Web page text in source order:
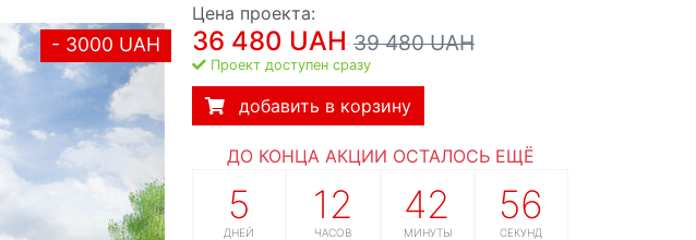
- 3000 UAH
Цена проекта:
36 480 UAH 39 480 UAH
Проект доступен сразу
добавить в корзину
ДО КОНЦА АКЦИИ ОСТАЛОСЬ ЕЩЁ
5
ДНЕЙ
12
ЧАСОВ
42
МИНУТЫ
55
СЕКУНД